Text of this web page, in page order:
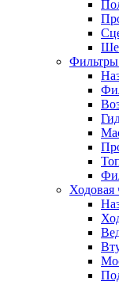
Фильтры
Ходовая